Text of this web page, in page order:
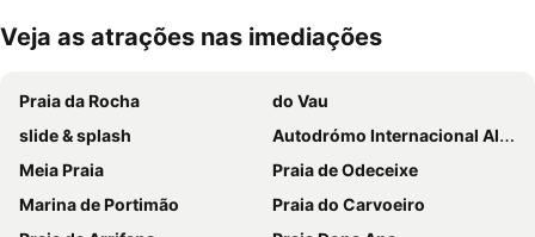
Ampliar mapa
Veja as atrações nas imediações
Praia da Rocha
do Vau
slide & splash
Autodrómo Internacional Algarve
Meia Praia
Praia de Odeceixe
Marina de Portimão
Praia do Carvoeiro